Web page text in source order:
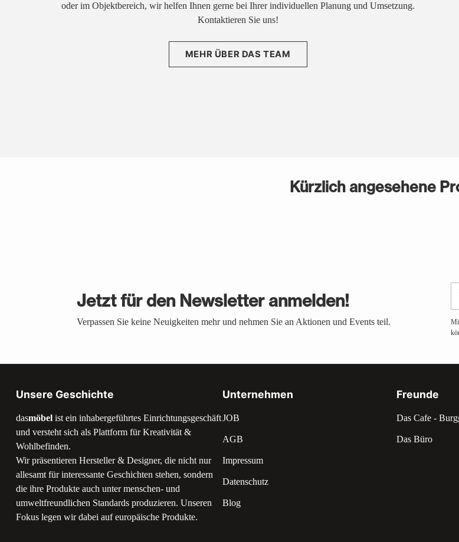
oder im Objektbereich, wir helfen Ihnen gerne bei Ihrer individuellen Planung und Umsetzung.
Kontaktieren Sie uns!
MEHR ÜBER DAS TEAM
Kürzlich angesehene
Jetzt für den Newsletter anmelden!
Verpassen Sie keine Neuigkeiten mehr und nehmen Sie an Aktionen und Events teil.
Unsere Geschichte
dasmöbel ist ein inhabergeführtes Einrichtungsgeschäft
und versteht sich als Plattform für Kreativität &
Wohlbefinden.
Wir präsentieren Hersteller & Designer, die nicht nur
allesamt für interessante Geschichten stehen, sondern
die ihre Produkte auch unter menschen- und
umweltfreundlichen Standards produzieren. Unseren
Fokus legen wir dabei auf europäische Produkte.
Unternehmen
JOB
AGB
Impressum
Datenschutz
Blog
Freunde
Das Cafe -
Das Büro